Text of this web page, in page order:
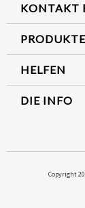
KONTAKT
PRODUKTE
HELFEN
DIE INFO
​Copyright